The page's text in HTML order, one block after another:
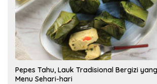
Pepes Tahu, Lauk Tradisional Bergizi
Menu Sehari-hari